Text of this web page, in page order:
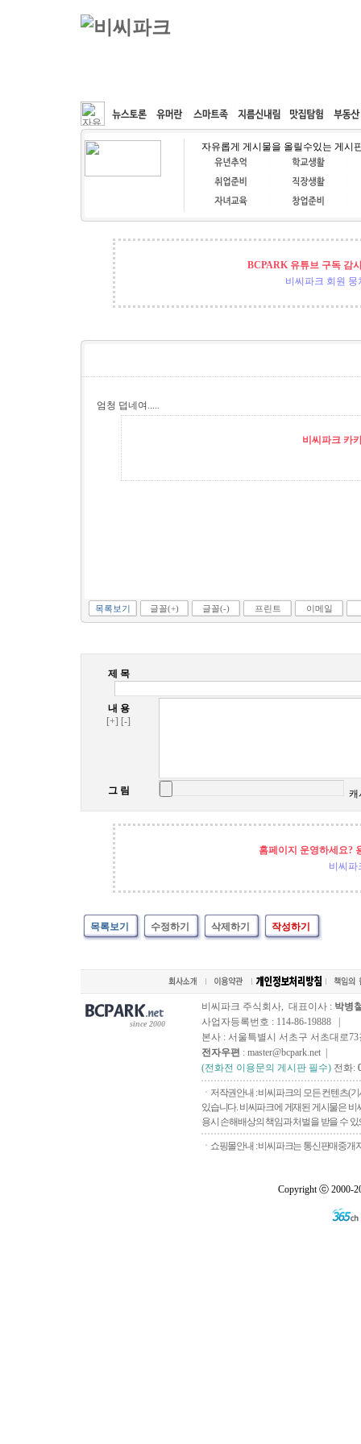
커뮤니티 속도패치 웹호스팅 공동구매
자유롭게 게시물을 올릴수있는 게시
BCPARK 유튜브 구독 감
비씨파크 회원 뭉
엄청 덥네여.....
비씨파크 카
목록보기 글꼴(+) 글꼴(-) 프린트 이메일
제 목
내 용
[+] [-]
그 림 캐
홈페이지 운영하세요?
비씨파
목록보기 수정하기 삭제하기 작성하기
since 2000
비씨파크 주식회사, 대표이사 : 박병
사업자등록번호 : 114-86-19888 |
본사 : 서울특별시 서초구 서초대로73
전자우편 : master@bcpark.net |
(전화전 이용문의 게시판 필수) 전화:
ㆍ저작권안내 : 비씨파크의 모든 컨텐츠(
있습니다. 비씨파크에 게재된 게시물은
용시 손해배상의 책임과 처벌을 받을 수
ㆍ쇼핑몰안내 : 비씨파크는 통신판매중개
Copyright ⓒ 2000-